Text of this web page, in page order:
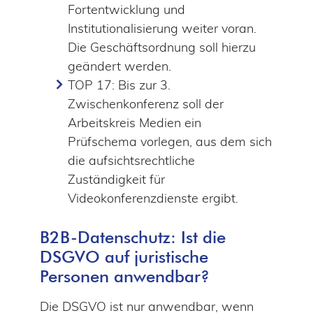
Fortentwicklung und
Institutionalisierung weiter voran.
Die Geschäftsordnung soll hierzu
geändert werden.
TOP 17: Bis zur 3.
Zwischenkonferenz soll der
Arbeitskreis Medien ein
Prüfschema vorlegen, aus dem sich
die aufsichtsrechtliche
Zuständigkeit für
Videokonferenzdienste ergibt.
B2B-Datenschutz: Ist die
DSGVO auf juristische
Personen anwendbar?
Die DSGVO ist nur anwendbar, wenn